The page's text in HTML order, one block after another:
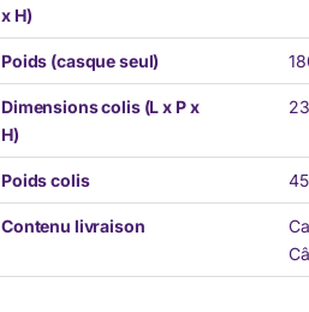
x H)
Poids (casque seul)
Dimensions colis (L x P x
H)
Poids colis
Contenu livraison